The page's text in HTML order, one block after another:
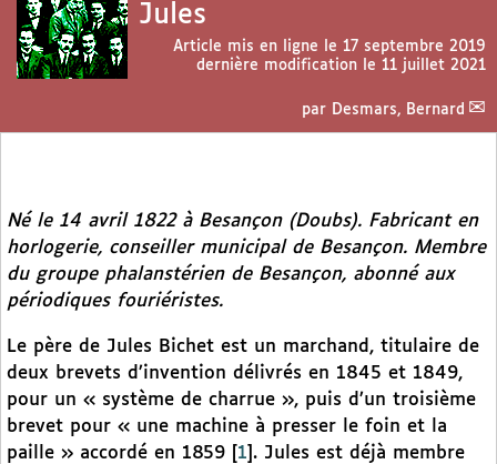
Jules
Article mis en ligne le 17 septembre 2019
dernière modification le 11 juillet 2021
par Desmars, Bernard
Né le 14 avril 1822 à Besançon (Doubs). Fabricant en
horlogerie, conseiller municipal de Besançon. Membre
du groupe phalanstérien de Besançon, abonné aux
périodiques fouriéristes.
Le père de Jules Bichet est un marchand, titulaire de
deux brevets d’invention délivrés en 1845 et 1849,
pour un « système de charrue », puis d’un troisième
brevet pour « une machine à presser le foin et la
paille » accordé en 1859
1 . Jules est déjà membre